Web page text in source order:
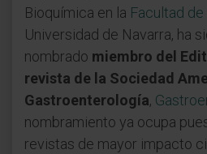
Bioquímica en la Facultad
Universidad de Navarra, ha
nombrado miembro del
revista de la Sociedad
Gastroenterología,
nombramiento ya ocupa
revistas de mayor impacto